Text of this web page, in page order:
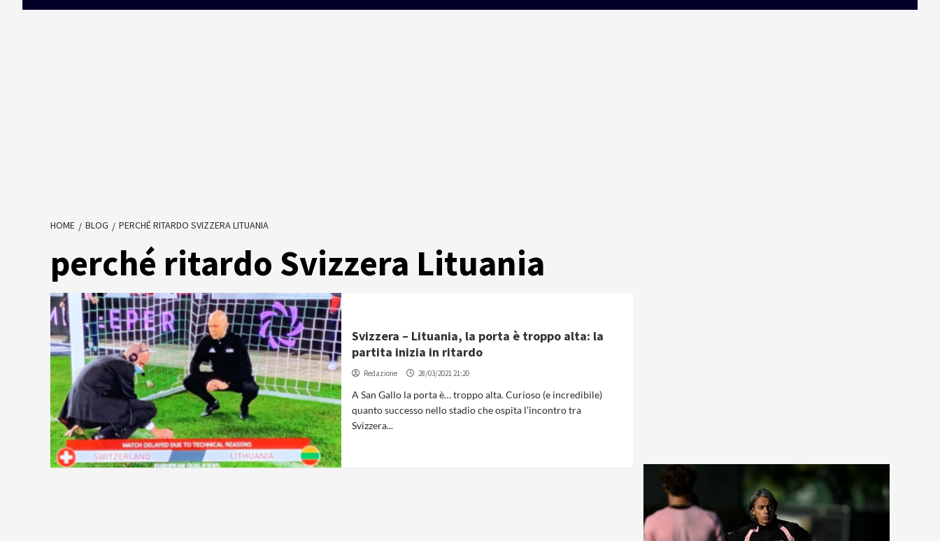
HOME BLOG PERCHÉ RITARDO SVIZZERA LITUANIA
perché ritardo Svizzera Lituania
Svizzera – Lituania, la porta è troppo alta: la
partita inizia in ritardo
Redazione 28/03/2021 21:20
A San Gallo la porta è… troppo alta. Curioso (e incredibile)
quanto successo nello stadio che ospita l’incontro tra
Svizzera...